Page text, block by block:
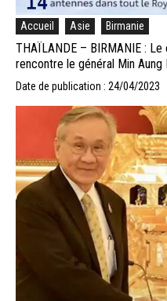
Accueil Asie Birmanie
THAÏLANDE – BIRMANIE :
rencontre le général Min Aung
Date de publication : 24/04/2023